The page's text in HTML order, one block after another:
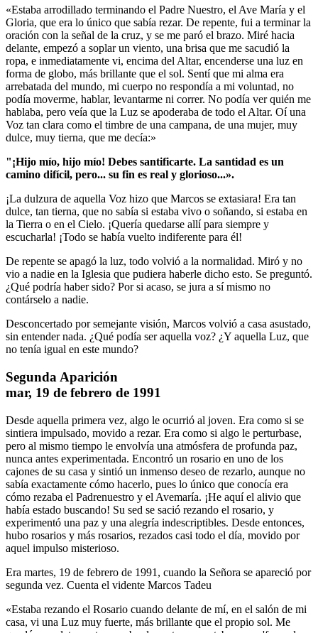
«Estaba arrodillado terminando el Padre Nuestro, el Ave María y el
Gloria, que era lo único que sabía rezar. De repente, fui a terminar la
oración con la señal de la cruz, y se me paró el brazo. Miré hacia
delante, empezó a soplar un viento, una brisa que me sacudió la
ropa, e inmediatamente vi, encima del Altar, encenderse una luz en
forma de globo, más brillante que el sol. Sentí que mi alma era
arrebatada del mundo, mi cuerpo no respondía a mi voluntad, no
podía moverme, hablar, levantarme ni correr. No podía ver quién me
hablaba, pero veía que la Luz se apoderaba de todo el Altar. Oí una
Voz tan clara como el timbre de una campana, de una mujer, muy
dulce, muy tierna, que me decía:»
"¡Hijo mío, hijo mío! Debes santificarte. La santidad es un
camino difícil, pero... su fin es real y glorioso...».
¡La dulzura de aquella Voz hizo que Marcos se extasiara! Era tan
dulce, tan tierna, que no sabía si estaba vivo o soñando, si estaba en
la Tierra o en el Cielo. ¡Quería quedarse allí para siempre y
escucharla! ¡Todo se había vuelto indiferente para él!
De repente se apagó la luz, todo volvió a la normalidad. Miró y no
vio a nadie en la Iglesia que pudiera haberle dicho esto. Se preguntó.
¿Qué podría haber sido? Por si acaso, se jura a sí mismo no
contárselo a nadie.
Desconcertado por semejante visión, Marcos volvió a casa asustado,
sin entender nada. ¿Qué podía ser aquella voz? ¿Y aquella Luz, que
no tenía igual en este mundo?
Segunda Aparición
mar, 19 de febrero de 1991
Desde aquella primera vez, algo le ocurrió al joven. Era como si se
sintiera impulsado, movido a rezar. Era como si algo le perturbase,
pero al mismo tiempo le envolvía una atmósfera de profunda paz,
nunca antes experimentada. Encontró un rosario en uno de los
cajones de su casa y sintió un inmenso deseo de rezarlo, aunque no
sabía exactamente cómo hacerlo, pues lo único que conocía era
cómo rezaba el Padrenuestro y el Avemaría. ¡He aquí el alivio que
había estado buscando! Su sed se sació rezando el rosario, y
experimentó una paz y una alegría indescriptibles. Desde entonces,
hubo rosarios y más rosarios, rezados casi todo el día, movido por
aquel impulso misterioso.
Era martes, 19 de febrero de 1991, cuando la Señora se apareció por
segunda vez. Cuenta el vidente Marcos Tadeu
«Estaba rezando el Rosario cuando delante de mí, en el salón de mi
casa, vi una Luz muy fuerte, más brillante que el propio sol. Me